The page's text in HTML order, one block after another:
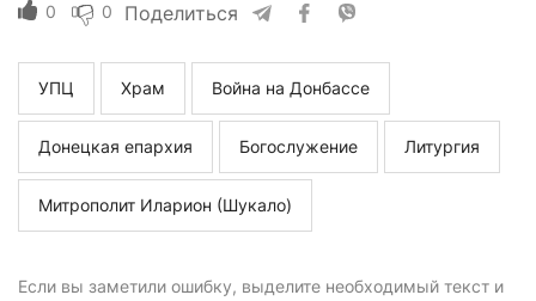
0 0 Поделиться
УПЦ Храм Война на Донбассе
Донецкая епархия Богослужение Литургия
Митрополит Иларион (Шукало)
Если вы заметили ошибку, выделите необходимый текст и